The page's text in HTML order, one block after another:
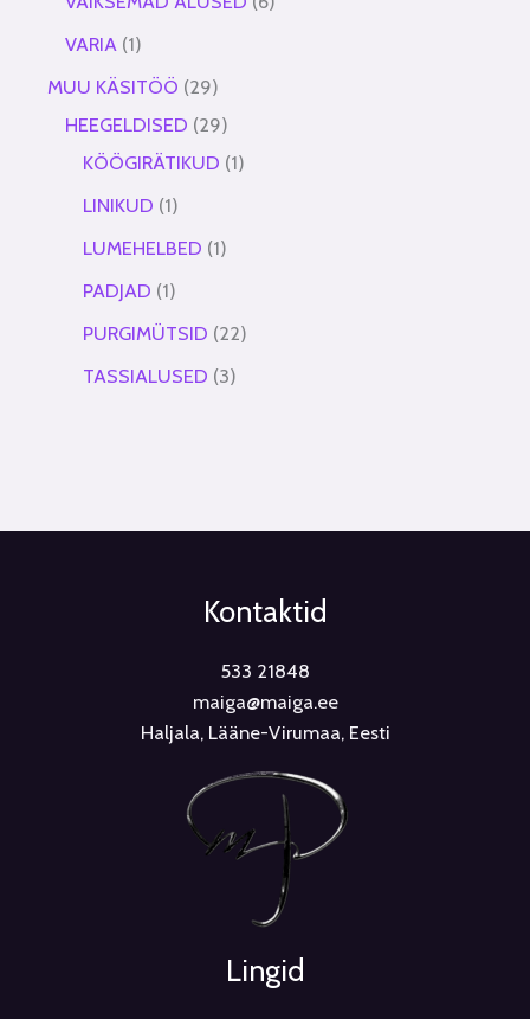
VARIA 1
MUU KÄSITÖÖ 29
HEEGELDISED 29
KÖÖGIRÄTIKUD 1
LINIKUD 1
LUMEHELBED 1
PADJAD 1
PURGIMÜTSID 22
TASSIALUSED 3
Kontaktid
533 21848
maiga@maiga.ee
Haljala, Lääne-Virumaa, Eesti
Lingid